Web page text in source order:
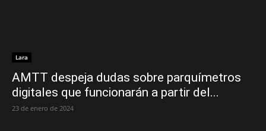
Lara
AMTT despeja dudas sobre parquímetros
digitales que funcionarán a partir del...
23 de enero de 2024